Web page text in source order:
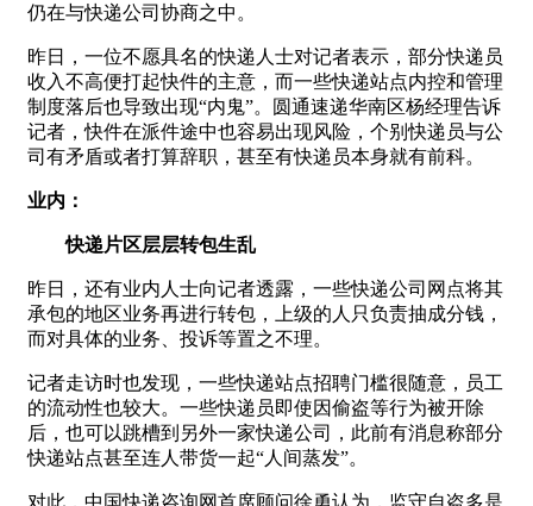
仍在与快递公司协商之中。
昨日，一位不愿具名的快递人士对记者表示，部分快递员
收入不高便打起快件的主意，而一些快递站点内控和管理
制度落后也导致出现“内鬼”。圆通速递华南区杨经理告诉
记者，快件在派件途中也容易出现风险，个别快递员与公
司有矛盾或者打算辞职，甚至有快递员本身就有前科。
业内：
快递片区层层转包生乱
昨日，还有业内人士向记者透露，一些快递公司网点将其
承包的地区业务再进行转包，上级的人只负责抽成分钱，
而对具体的业务、投诉等置之不理。
记者走访时也发现，一些快递站点招聘门槛很随意，员工
的流动性也较大。一些快递员即使因偷盗等行为被开除
后，也可以跳槽到另外一家快递公司，此前有消息称部分
快递站点甚至连人带货一起“人间蒸发”。
对此，中国快递咨询网首席顾问徐勇认为，监守自盗多是